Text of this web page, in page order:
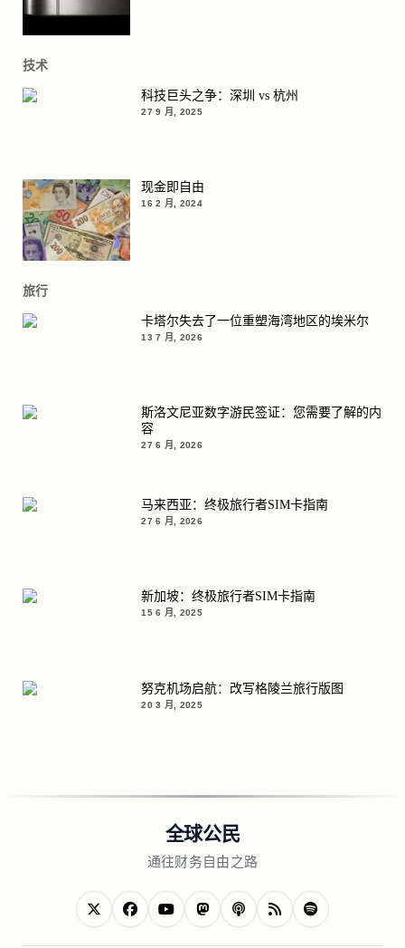
技术
科技巨头之争：深圳 vs 杭州
27 9 月, 2025
现金即自由
16 2 月, 2024
旅行
卡塔尔失去了一位重塑海湾地区的埃米尔
13 7 月, 2026
斯洛文尼亚数字游民签证：您需要了解的内
容
27 6 月, 2026
马来西亚：终极旅行者SIM卡指南
27 6 月, 2026
新加坡：终极旅行者SIM卡指南
15 6 月, 2025
努克机场启航：改写格陵兰旅行版图
20 3 月, 2025
全球公民
通往财务自由之路